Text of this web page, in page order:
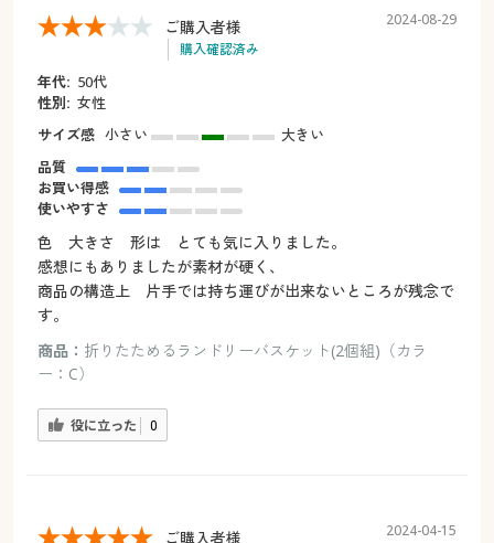
ご購入者様
購入確認済み
2024-08-29
年代: 50代
性別: 女性
サイズ感 小さい
大きい
品質
お買い得感
使いやすさ
色 大きさ 形は とても気に入りました。
感想にもありましたが素材が硬く、
商品の構造上 片手では持ち運びが出来ないところが残念で
す。
商品： 折りたためるランドリーバスケット(2個組)（カラ
ー：C）
役に立った 0
ご購入者様 2024-04-15